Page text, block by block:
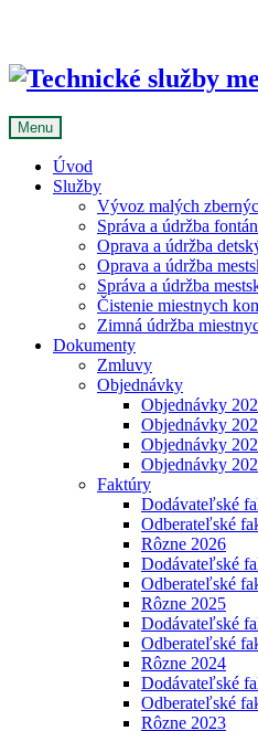
Menu
Úvod
Služby
Vývoz malých
Správa a údržba
Oprava a údržba
Oprava a údržba
Správa a údržba
Čistenie miestnych
Zimná údržba
Dokumenty
Zmluvy
Objednávky
Objednávky
Objednávky
Objednávky
Objednávky
Faktúry
Dodávateľské
Odberateľské
Rôzne 2026
Dodávateľské
Odberateľské
Rôzne 2025
Dodávateľské
Odberateľské
Rôzne 2024
Dodávateľské
Odberateľské
Rôzne 2023